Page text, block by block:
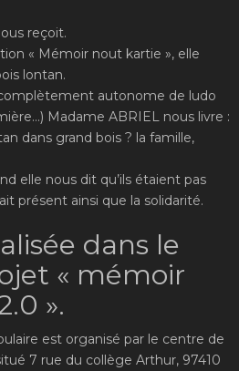
reçoit.
« Mémoir nout kartie », elle
lontan.
autonome de ludo
Madame ABRIEL nous livre :
dans grand bois ? la famille,
elle nous dit qu’ils étaient pas
présent ainsi que la solidarité.
dans le
« mémoir
».
est organisé par le centre de
7 rue du collège Arthur, 97410